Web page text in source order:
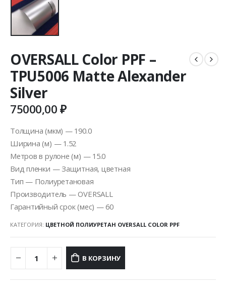
OVERSALL Color PPF –
TPU5006 Matte Alexander
Silver
75000,00₽
Толщина (мкм) — 190.0
Ширина (м) — 1.52
Метров в рулоне (м) — 15.0
Вид пленки — Защитная, цветная
Тип — Полиуретановая
Производитель — OVERSALL
Гарантийный срок (мес) — 60
КАТЕГОРИЯ: ЦВЕТНОЙ ПОЛИУРЕТАН OVERSALL COLOR PPF
В КОРЗИНУ